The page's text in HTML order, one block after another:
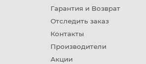
Гарантия и Возврат
Отследить заказ
Контакты
Производители
Акции